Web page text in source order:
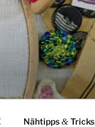
Nähtipps&Tricks